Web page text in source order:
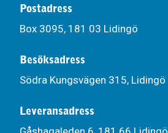
Postadress
Box 3095, 181 03 Lidingö
Besöksadress
Södra Kungsvägen 315, Lidingö
Leveransadress